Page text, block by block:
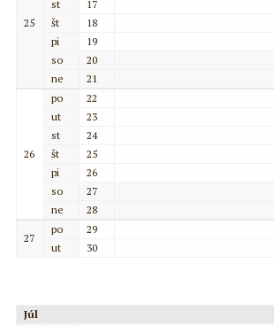
25
st
17
št
18
pi
19
so
20
ne
21
26
po
22
ut
23
st
24
št
25
pi
26
so
27
ne
28
27
po
29
ut
30
Júl